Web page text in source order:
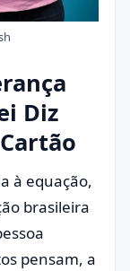
Diz
à equação,
brasileira
pensam, a